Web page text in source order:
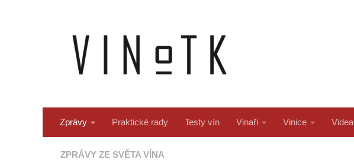
Zprávy Praktické rady Testy vín Vinaři Vinice Videa
ZPRÁVY ZE SVĚTA VÍNA